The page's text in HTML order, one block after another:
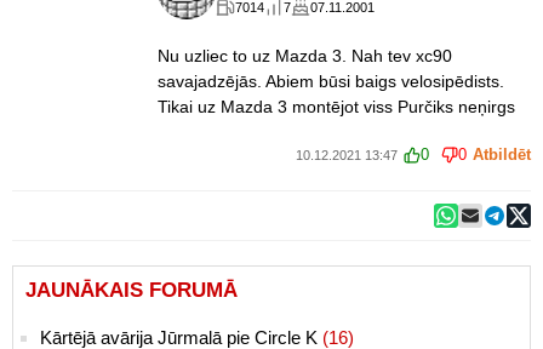
7014 7 07.11.2001
Nu uzliec to uz Mazda 3. Nah tev xc90
savajadzējās. Abiem būsi baigs velosipēdists.
Tikai uz Mazda 3 montējot viss Purčiks neņirgs
10.12.2021 13:47 0 0 Atbildēt
JAUNĀKAIS FORUMĀ
Kārtējā avārija Jūrmalā pie Circle K (16)